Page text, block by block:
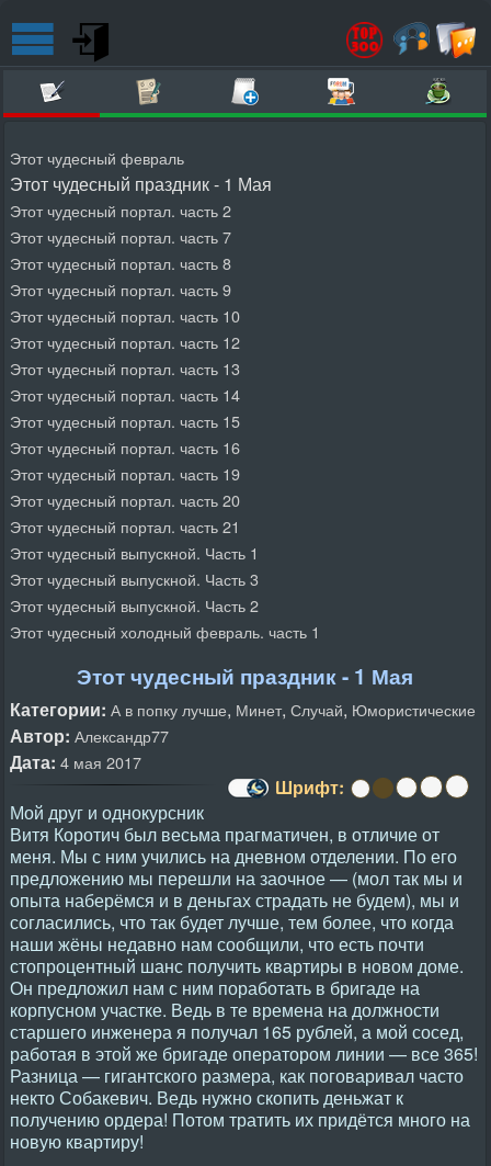
Этот чудесный февраль
Этот чудесный праздник - 1 Мая
Этот чудесный портал. часть 2
Этот чудесный портал. часть 7
Этот чудесный портал. часть 8
Этот чудесный портал. часть 9
Этот чудесный портал. часть 10
Этот чудесный портал. часть 12
Этот чудесный портал. часть 13
Этот чудесный портал. часть 14
Этот чудесный портал. часть 15
Этот чудесный портал. часть 16
Этот чудесный портал. часть 19
Этот чудесный портал. часть 20
Этот чудесный портал. часть 21
Этот чудесный выпускной. Часть 1
Этот чудесный выпускной. Часть 3
Этот чудесный выпускной. Часть 2
Этот чудесный холодный февраль. часть 1
Этот чудесный праздник - 1 Мая
Категории: А в попку лучше, Минет, Случай, Юмористические
Автор: Александр77
Дата: 4 мая 2017
Шрифт:
Мой друг и однокурсник
Витя Коротич был весьма прагматичен, в отличие от
меня. Мы с ним учились на дневном отделении. По его
предложению мы перешли на заочное — (мол так мы и
опыта наберёмся и в деньгах страдать не будем), мы и
согласились, что так будет лучше, тем более, что когда
наши жёны недавно нам сообщили, что есть почти
стопроцентный шанс получить квартиры в новом доме.
Он предложил нам с ним поработать в бригаде на
корпусном участке. Ведь в те времена на должности
старшего инженера я получал 165 рублей, а мой сосед,
работая в этой же бригаде оператором линии — все 365!
Разница — гигантского размера, как поговаривал часто
некто Собакевич. Ведь нужно скопить деньжат к
получению ордера! Потом тратить их придётся много на
новую квартиру!